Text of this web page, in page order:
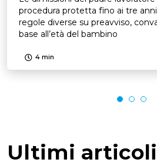
procedura protetta fino ai tre
regole diverse su preavviso,
base all’età del bambino
4 min
Ultimi articoli